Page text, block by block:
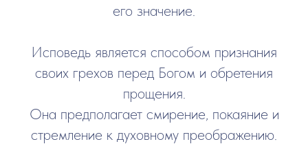
его значение.
Исповедь является способом признания
своих грехов перед Богом и обретения
прощения.
Она предполагает смирение, покаяние и
стремление к духовному преображению.